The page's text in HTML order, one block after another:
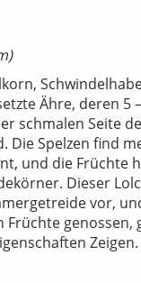
Ähre, deren 5
schmalen Seite
Die Spelzen find
und die Früchte
Dieser
vor,
Früchte genossen,
Zeigen.